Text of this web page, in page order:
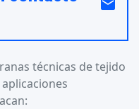
email
técnicas de tejido